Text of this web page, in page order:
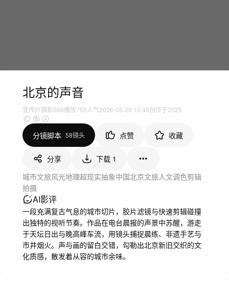
北京的声音
宣传片摄影568播放756人气2026-05-29 13:45创作于2025
分镜脚本 58镜头 点赞 收藏
分享 下载 1
城市文旅风光地理超现实抽象中国北京文旅人文调色剪辑
拍摄
AI影评
一段充满复古气息的城市切片，胶片滤镜与快速剪辑碰撞
出独特的视听节奏。作品在电台晨报的声景中苏醒，游走
于天坛日出与晚高峰车流，用镜头捕捉晨练、非遗手艺与
市井烟火。声与画的留白交错，勾勒出北京新旧交织的文
化质感，散发着从容的城市余味。